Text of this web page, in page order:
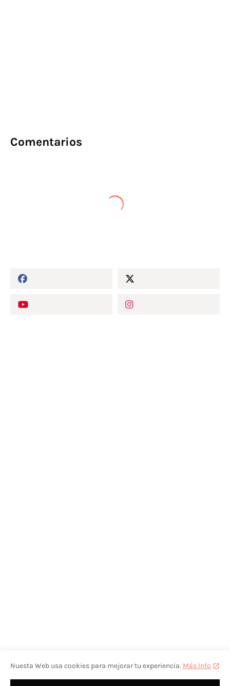
Comentarios
Nuesta Web usa cookies para mejorar tu experiencia. Más Info